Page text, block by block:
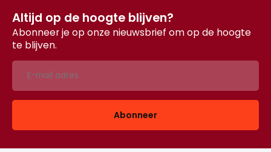
Altijd op de hoogte blijven?
Abonneer je op onze nieuwsbrief om op de hoogte
te blijven.
Abonneer